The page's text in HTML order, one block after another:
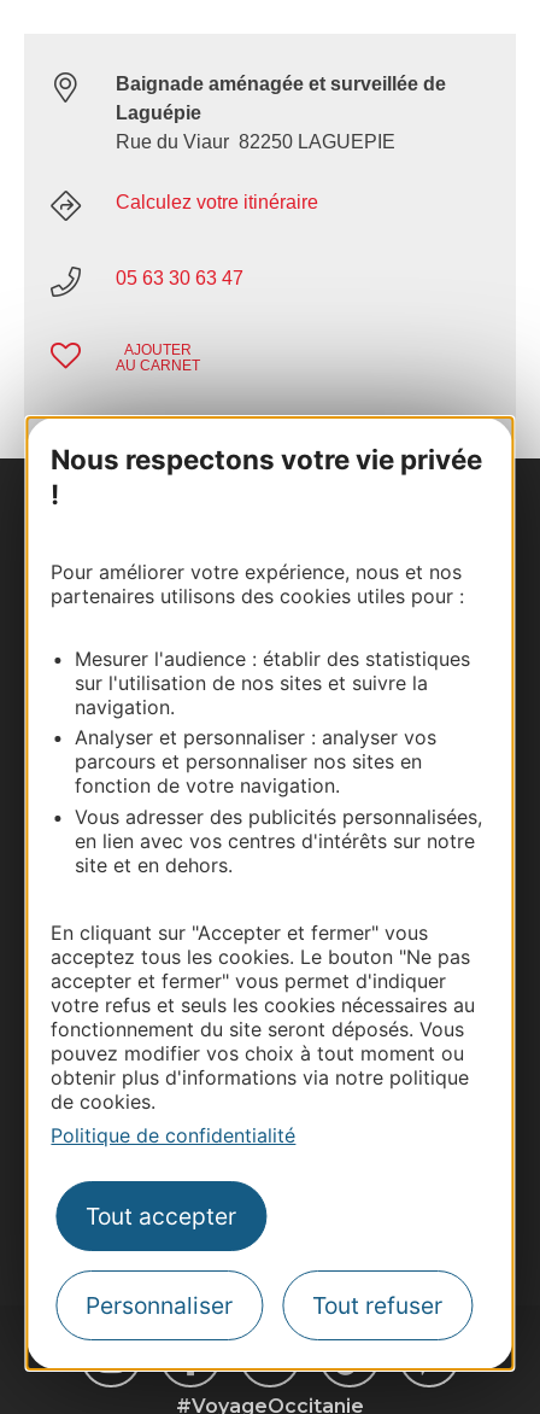
Nous respectons votre vie privée
!
Pour améliorer votre expérience, nous et nos
partenaires utilisons des cookies utiles pour :
Mesurer l'audience : établir des statistiques
sur l'utilisation de nos sites et suivre la
navigation.
Analyser et personnaliser : analyser vos
parcours et personnaliser nos sites en
fonction de votre navigation.
Vous adresser des publicités personnalisées,
en lien avec vos centres d'intérêts sur notre
site et en dehors.
En cliquant sur "Accepter et fermer" vous
acceptez tous les cookies. Le bouton "Ne pas
accepter et fermer" vous permet d'indiquer
votre refus et seuls les cookies nécessaires au
fonctionnement du site seront déposés. Vous
pouvez modifier vos choix à tout moment ou
obtenir plus d'informations via notre politique
de cookies.
Politique de confidentialité
Tout accepter
Personnaliser Tout refuser
Baignade aménagée et surveillée de
Laguépie
Rue du Viaur 82250 LAGUEPIE
Calculez votre itinéraire
05 63 30 63 47
AJOUTER
AU CARNET
Carte interactive
Thermalisme
Business/Mice
Pros d'Occitanie
Site presse et d'influence
Voyagistes
Destination Sport
Inscrivez-vous à la lettre d'information
suggestions de séjours, de visites et de sorties.
Je m'abonne
#VoyageOccitanie